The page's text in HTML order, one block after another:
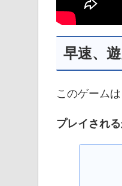
早速、
このゲーム
プレイされ